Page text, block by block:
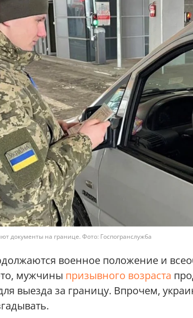
документы на границе. Фото: Госпогранслужба
военное положение и
мужчины призывного возраста
выезда за границу. Впрочем,